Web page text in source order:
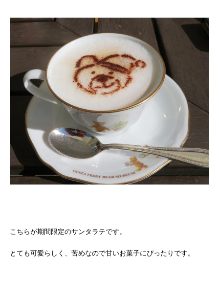
こちらが期間限定のサンタラテです。
とても可愛らしく、苦めなので甘いお菓子にぴったりです。